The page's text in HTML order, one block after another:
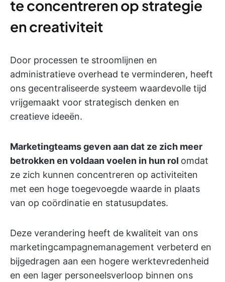
te concentreren op strategie
en creativiteit
Door processen te stroomlijnen en
administratieve overhead te verminderen, heeft
ons gecentraliseerde systeem waardevolle tijd
vrijgemaakt voor strategisch denken en
creatieve ideeën.
Marketingteams geven aan dat ze zich meer
betrokken en voldaan voelen in hun rol omdat
ze zich kunnen concentreren op activiteiten
met een hoge toegevoegde waarde in plaats
van op coördinatie en statusupdates.
Deze verandering heeft de kwaliteit van ons
marketingcampagnemanagement verbeterd en
bijgedragen aan een hogere werktevredenheid
en een lager personeelsverloop binnen ons